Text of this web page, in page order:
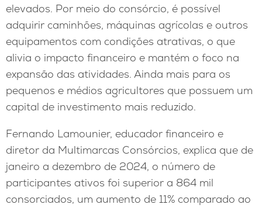
elevados. Por meio do consórcio, é possível
adquirir caminhões, máquinas agrícolas e outros
equipamentos com condições atrativas, o que
alivia o impacto financeiro e mantém o foco na
expansão das atividades. Ainda mais para os
pequenos e médios agricultores que possuem um
capital de investimento mais reduzido.
Fernando Lamounier, educador financeiro e
diretor da Multimarcas Consórcios, explica que de
janeiro a dezembro de 2024, o número de
participantes ativos foi superior a 864 mil
consorciados, um aumento de 11% comparado ao